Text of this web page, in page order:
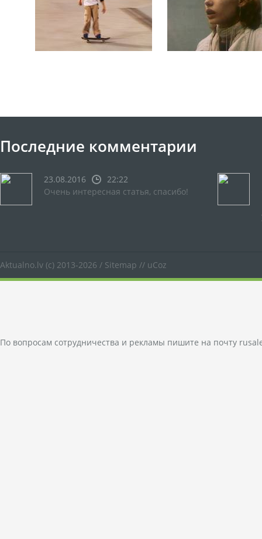
Последние комментарии
23.08.2016
22:22
Очень интересная статья, спасибо!
Aktualno.lv (c) 2013-2026 / Sitemap // uCoz
По вопросам сотрудничества и рекламы пишите на почту